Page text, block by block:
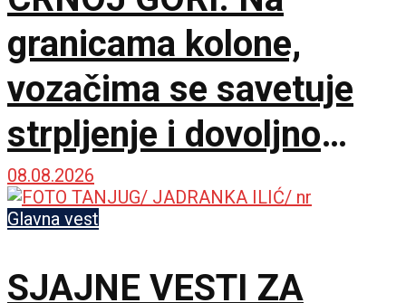
granicama kolone,
vozačima se savetuje
strpljenje i dovoljno
vode
08.08.2026
Glavna vest
SJAJNE VESTI ZA